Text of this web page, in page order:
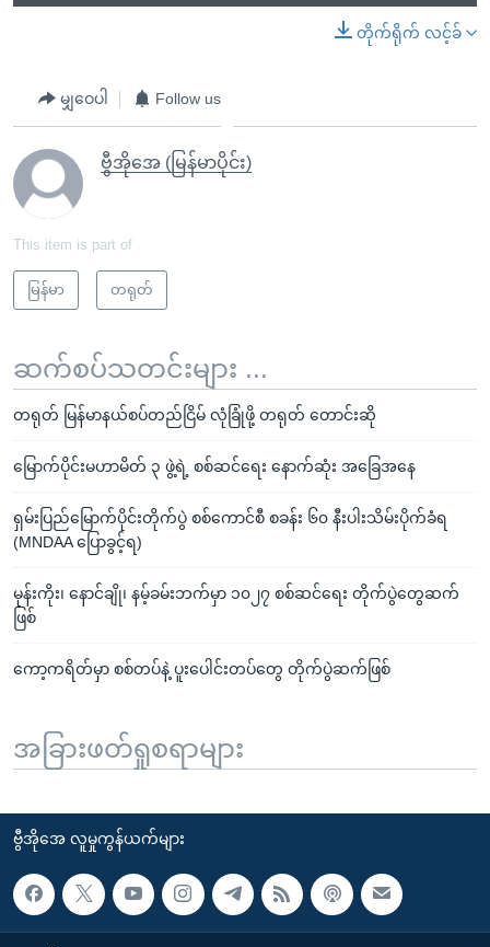
တိုက်ရိုက် လင့်ခ်
မျှဝေပါ Follow us
ဗွီအိုအေ (မြန်မာပိုင်း)
This item is part of
မြန်မာ တရုတ်
ဆက်စပ်သတင်းများ ...
တရုတ် မြန်မာနယ်စပ်တည်ငြိမ် လုံခြုံဖို့ တရုတ် တောင်းဆို
မြောက်ပိုင်းမဟာမိတ် ၃ ဖွဲ့ရဲ့ စစ်ဆင်ရေး နောက်ဆုံး အခြေအနေ
ရှမ်းပြည်မြောက်ပိုင်းတိုက်ပွဲ စစ်ကောင်စီ စခန်း ၆၀ နီးပါးသိမ်းပိုက်ခံရ
(MNDAA ပြောခွင့်ရ)
မုန်းကိုး၊ နောင်ချို၊ နမ့်ခမ်းဘက်မှာ ၁၀၂၇ စစ်ဆင်ရေး တိုက်ပွဲတွေဆက်
ဖြစ်
ကော့ကရိတ်မှာ စစ်တပ်နဲ့ ပူးပေါင်းတပ်တွေ တိုက်ပွဲဆက်ဖြစ်
အခြားဖတ်ရှုစရာများ
ဗွီအိုအေ လူမှုကွန်ယက်များ